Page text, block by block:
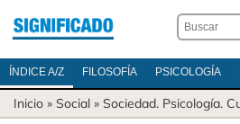
ÍNDICE A/Z FILOSOFÍA PSICOLOGÍA
Inicio » Social » Sociedad. Psicología.